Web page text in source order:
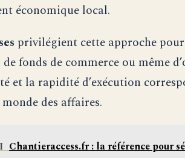
économique local.
privilégient cette approche pour
fonds de commerce ou même
et la rapidité d’exécution
des affaires.
Chantieraccess.fr : la référence pour